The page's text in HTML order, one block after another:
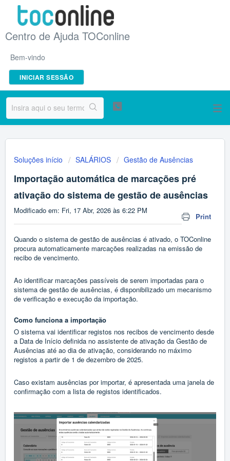
Centro de Ajuda TOConline
Bem-vindo
INICIAR SESSÃO
Soluções início SALÁRIOS Gestão de Ausências
Importação automática de marcações pré
ativação do sistema de gestão de ausências
Print
Modificado em: Fri, 17 Abr, 2026 às 6:22 PM
Quando o sistema de gestão de ausências é ativado, o TOConline
procura automaticamente marcações realizadas na emissão de
recibo de vencimento.
Ao identificar marcações passíveis de serem importadas para o
sistema de gestão de ausências, é disponibilizado um mecanismo
de verificação e execução da importação.
Como funciona a importação
O sistema vai identificar registos nos recibos de vencimento desde
a Data de Início definida no assistente de ativação da Gestão de
Ausências até ao dia de ativação, considerando no máximo
registos a partir de 1 de dezembro de 2025.
Caso existam ausências por importar, é apresentada uma janela de
confirmação com a lista de registos identificados.